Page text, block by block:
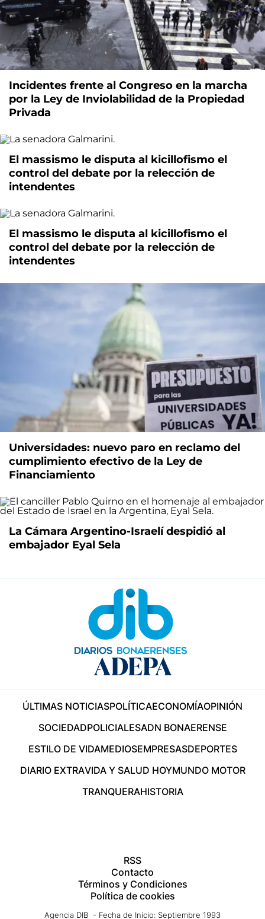
Incidentes frente al Congreso en la marcha
por la Ley de Inviolabilidad de la Propiedad
Privada
El massismo le disputa al kicillofismo el
control del debate por la relección de
intendentes
El massismo le disputa al kicillofismo el
control del debate por la relección de
intendentes
Universidades: nuevo paro en reclamo del
cumplimiento efectivo de la Ley de
Financiamiento
La Cámara Argentino-Israelí despidió al
embajador Eyal Sela
ÚLTIMAS NOTICIASPOLÍTICAECONOMÍAOPINIÓN
SOCIEDADPOLICIALESADN BONAERENSE
ESTILO DE VIDAMEDIOSEMPRESASDEPORTES
DIARIO EXTRAVIDA Y SALUD HOYMUNDO MOTOR
TRANQUERAHISTORIA
RSS
Contacto
Términos y Condiciones
Política de cookies
Agencia DIB - Fecha de Inicio: Septiembre 1993